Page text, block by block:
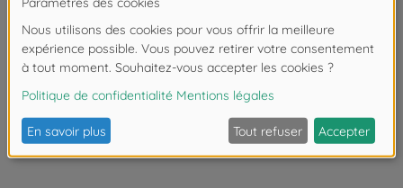
secrets. Les talkies-walkies permettent aux enfants de se
glisser dans le rôle d'agents secrets et de réussir des
missions qu'ils ont inventées, bien sûr dans le plus grand
secret.Grâce à la radio portable, ils restent toujours en
contact les uns avec les autres et peuvent discuter en
chuchotant.